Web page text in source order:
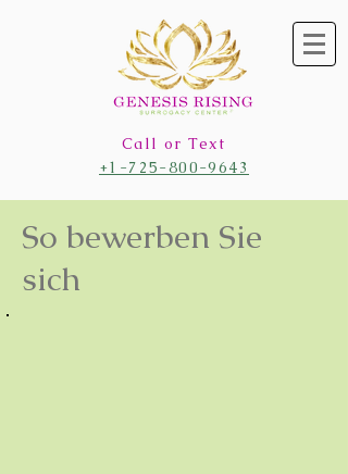
Call or Text
+1-725-800-9643
So bewerben Sie
sich